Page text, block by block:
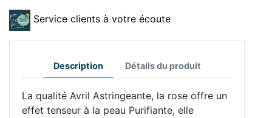
Service clients à votre écoute
Description Détails du produit
La qualité Avril Astringeante, la rose offre un
effet tenseur à la peau Purifiante, elle